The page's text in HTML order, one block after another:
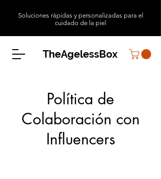
Soluciones rápidas y personalizadas para el
cuidado de la piel
TheAgelessBox
Política de
Colaboración con
Influencers